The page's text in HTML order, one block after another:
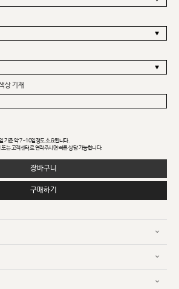
상 기재
기준 약 7~10일정도 소요됩니다.
는 고객센터로 연락주시면 빠른 상담 가능합니다.
장바구니
구매하기